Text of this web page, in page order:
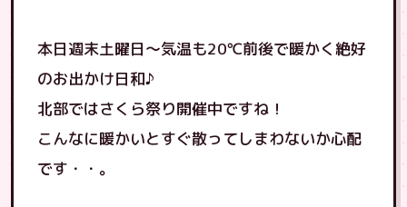
本日週末土曜日〜気温も20℃前後で暖かく絶好
のお出かけ日和♪
北部ではさくら祭り開催中ですね！
こんなに暖かいとすぐ散ってしまわないか心配
です・・。